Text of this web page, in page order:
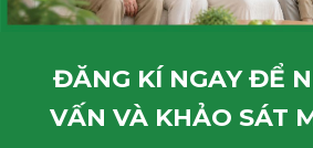
ĐĂNG KÍ NGAY ĐỂ
VẤN VÀ KHẢO SÁT